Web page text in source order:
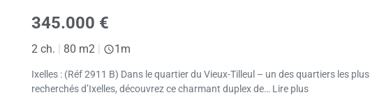
345.000 €
2 ch. | 80 m2 | 1m
Ixelles : (Réf 2911 B) Dans le quartier du Vieux-Tilleul – un des quartiers les plus
recherchés d’Ixelles, découvrez ce charmant duplex de… Lire plus